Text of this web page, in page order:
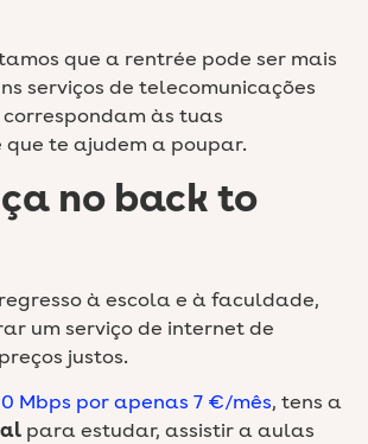
que a rentrée pode ser mais
serviços de telecomunicações
às tuas
que te ajudem a poupar.
no back to
à escola e à faculdade,
um serviço de internet de
justos.
Mbps por apenas 7 €/mês, tens a
para estudar, assistir a aulas